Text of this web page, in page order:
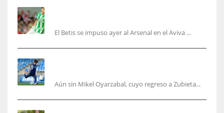
El Betis se impuso ayer al Arsenal en el Aviva ...
Aún sin Mikel Oyarzabal, cuyo regreso a Zubieta...